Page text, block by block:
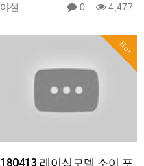
야설 0 4,477
Hot
180413 레이싱모델 소이 포